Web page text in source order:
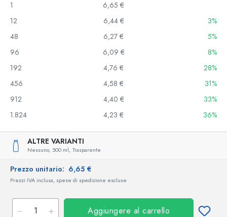
1
6,65 €
12
6,44 €
3%
48
6,27 €
5%
96
6,09 €
8%
192
4,76 €
28%
456
4,58 €
31%
912
4,40 €
33%
1.824
4,23 € 36%
ALTRE VARIANTI
Nessuno, 500 ml, Trasparente
Prezzo unitario: 6,65 €
Prezzi IVA inclusa, spese di spedizione escluse
Aggiungere al carrello